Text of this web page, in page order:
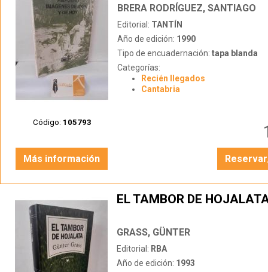
Código: 105793
BRERA RODRÍGUEZ, SANTIAGO
Editorial: TANTÍN
Año de edición: 1990
Tipo de encuadernación: tapa blanda
Categorías:
Recién llegados
Cantabria
Más información
EL TAMBOR DE
GRASS, GÜNTER
Editorial: RBA
Año de edición: 1993